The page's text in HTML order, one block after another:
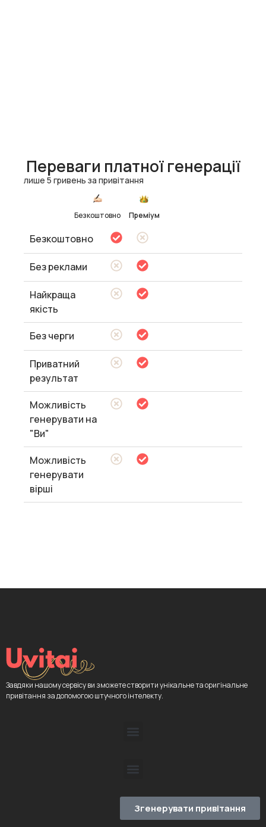
Переваги платної генерації
лише 5 гривень за привітання
Безкоштовно Преміум
Безкоштовно
Без реклами
Найкраща
якість
Без черги
Приватний
результат
Можливість
генерувати на
"Ви"
Можливість
генерувати
вірші
Завдяки нашому сервісу ви зможете створити унікальне та оригінальне
привітання за допомогою штучного інтелекту.
Згенерувати привітання